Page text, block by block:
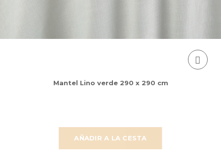
AÑADIR A LA CESTA
Mantel Lino verde 290 x 290 cm